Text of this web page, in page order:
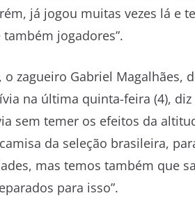
já jogou muitas vezes lá e
também jogadores”.
o zagueiro Gabriel Magalhães,
na última quinta-feira (4),
sem temer os efeitos da
da seleção brasileira,
mas temos também que
para isso”.